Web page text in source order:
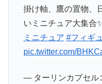
掛け軸、鷹の置物、
いミニチュア大集合
ミニチュア #フィギ
pic.twitter.com/
— ターリンカプセル